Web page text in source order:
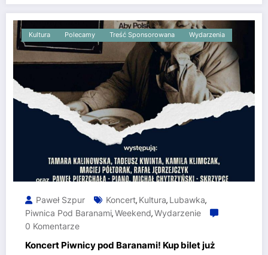
Kultura Polecamy Treść Sponsorowana Wydarzenia
Paweł Szpur Koncert, Kultura, Lubawka,
Piwnica Pod Baranami,Weekend,Wydarzenie
0 Komentarze
Koncert Piwnicy pod Baranami! Kup bilet już